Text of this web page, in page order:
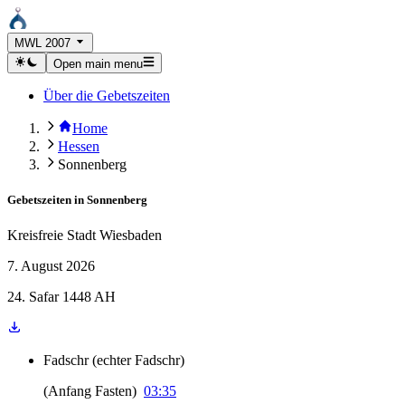
MWL 2007
Open main menu
Über die Gebetszeiten
Home
Hessen
Sonnenberg
Gebetszeiten in Sonnenberg
Kreisfreie Stadt Wiesbaden
7. August 2026
24. Safar 1448 AH
Fadschr (echter Fadschr)
(Anfang Fasten) 03:35